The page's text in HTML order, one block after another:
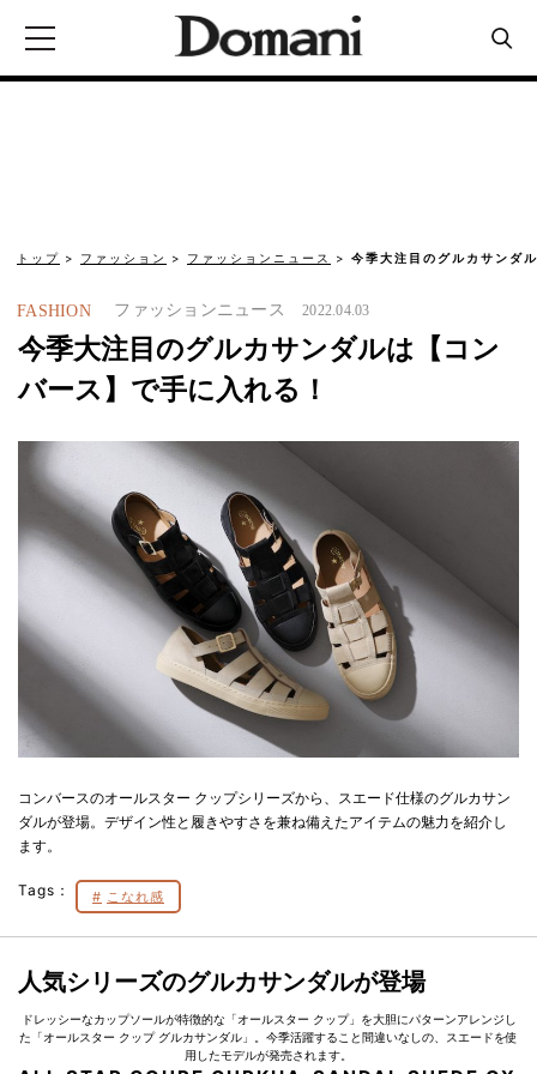
トップ ファッション ファッションニュース 今季大注目のグルカサンダ
FASHION ファッションニュース 2022.04.03
今季大注目のグルカサンダルは【コン
バース】で手に入れる！
コンバースのオールスター クップシリーズから、スエード仕様のグルカサン
ダルが登場。デザイン性と履きやすさを兼ね備えたアイテムの魅力を紹介し
ます。
Tags： こなれ感
人気シリーズのグルカサンダルが登場
ドレッシーなカップソールが特徴的な「オールスター クップ」を大胆にパターンアレンジし
た「オールスター クップ グルカサンダル」。今季活躍すること間違いなしの、スエードを使
用したモデルが発売されます。